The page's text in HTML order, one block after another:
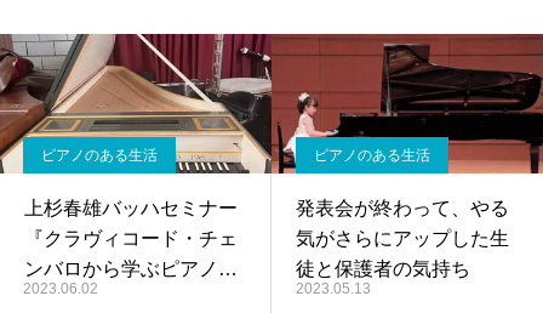
ピアノを教える人へ 楽譜作成アプ
ピアノのある生活
上杉春雄バッハセミナー
『クラヴィコード・チェ
ンバロから学ぶピアノ奏
法』
2023.06.02
ピアノのある生活
発表会が終わって、やる
気がさらにアップした生
徒と保護者の気持ち
2023.05.13